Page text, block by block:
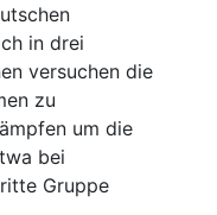
in drei
versuchen die
zu
um die
bei
Gruppe